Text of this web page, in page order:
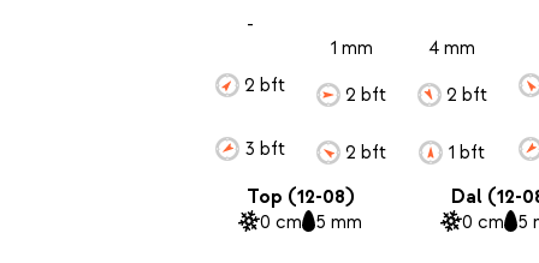
-
2 bft
3 bft
1 mm
2 bft
2 bft
4 mm
2 bft
1 bft
Top (12-08)
0 cm 5 mm
Dal (12-
0 cm 5